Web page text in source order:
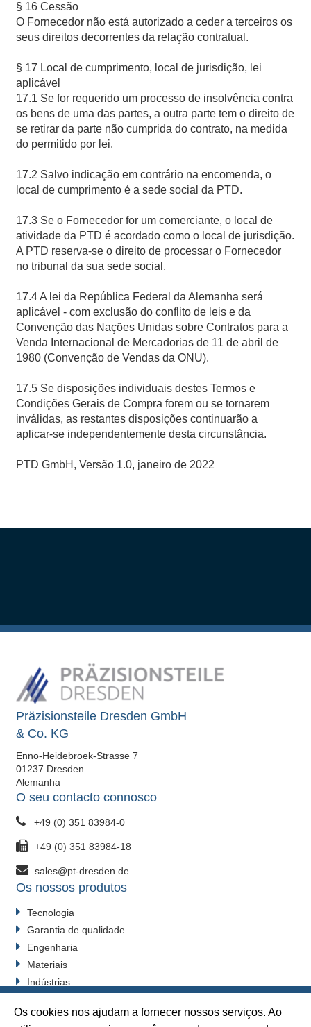
§ 16 Cessão
O Fornecedor não está autorizado a ceder a terceiros os
seus direitos decorrentes da relação contratual.
§ 17 Local de cumprimento, local de jurisdição, lei
aplicável
17.1 Se for requerido um processo de insolvência contra
os bens de uma das partes, a outra parte tem o direito de
se retirar da parte não cumprida do contrato, na medida
do permitido por lei.
17.2 Salvo indicação em contrário na encomenda, o
local de cumprimento é a sede social da PTD.
17.3 Se o Fornecedor for um comerciante, o local de
atividade da PTD é acordado como o local de jurisdição.
A PTD reserva-se o direito de processar o Fornecedor
no tribunal da sua sede social.
17.4 A lei da República Federal da Alemanha será
aplicável - com exclusão do conflito de leis e da
Convenção das Nações Unidas sobre Contratos para a
Venda Internacional de Mercadorias de 11 de abril de
1980 (Convenção de Vendas da ONU).
17.5 Se disposições individuais destes Termos e
Condições Gerais de Compra forem ou se tornarem
inválidas, as restantes disposições continuarão a
aplicar-se independentemente desta circunstância.
PTD GmbH, Versão 1.0, janeiro de 2022
Präzisionsteile Dresden GmbH
& Co. KG
Enno-Heidebroek-Strasse 7
01237 Dresden
Alemanha
O seu contacto connosco
+49 (0) 351 83984-0
+49 (0) 351 83984-18
sales@pt-dresden.de
Os nossos produtos
Tecnologia
Garantia de qualidade
Engenharia
Materiais
Indústrias
Alterar o seu consentimento
Os cookies nos ajudam a fornecer nossos serviços. Ao